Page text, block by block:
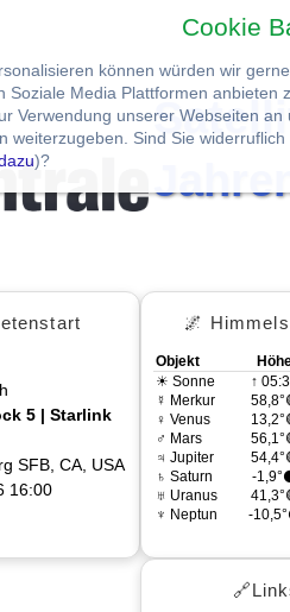
Cookie
können würden wir
Media Plattformen anbieten
Verwendung unserer Webseiten an
weiterzugeben. Sind Sie
)?
5 | Starlink
SFB, CA, USA
16:00
🌌
Objekt
☀ Sonne
↑
☿ Merkur
♀ Venus
♂ Mars
♃ Jupiter
♄ Saturn
-
♅ Uranus
♆ Neptun
-